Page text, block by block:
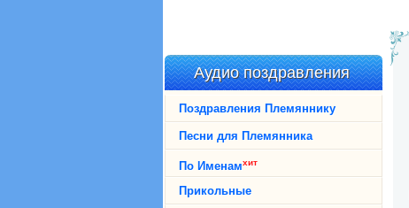
Аудио поздравления
Поздравления Племяннику
Песни для Племянника
По Именамхит
Прикольные